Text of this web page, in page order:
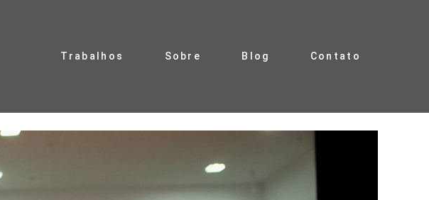
Trabalhos Sobre Blog Contato